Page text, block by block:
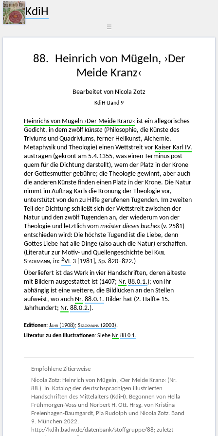
KdiH
☰
88. Heinrich von Mügeln, ›Der
Meide Kranz‹
Bearbeitet von Nicola Zotz
KdiH-Band 9
Heinrichs von Mügeln ›Der Meide Kranz‹ ist ein allegorisches
Gedicht, in dem zwölfkünste (Philosophie, die Künste des
Triviums und Quadriviums, ferner Heilkunst, Alchemie,
Metaphysik und Theologie) einen Wettstreit vorKaiser Karl IV.
austragen (gekrönt am 5.4.1355, was einen Terminus post
quem für die Dichtung darstellt), wem der Platz in der Krone
der Gottesmutter gebühre; die Theologie gewinnt, aber auch
die anderen Künste finden einen Platz in der Krone. Die Natur
nimmt im Auftrag Karls die Krönung der Theologie vor,
unterstützt von den zu Hilfe gerufenen Tugenden. Im zweiten
Teil der Dichtung schließt sich der Wettstreit zwischen der
Natur und den zwölf Tugenden an, der wiederum von der
Theologie und letztlich vommeister dieses buches (v. 2581)
entschieden wird: Die höchste Tugend ist die Liebe, denn
Gottes Liebe hat alle Dinge (also auch die Natur) erschaffen.
(Literatur zur Motiv- und Quellengeschichte beiKarl
Stackmann, in:2VL 3 [1981], Sp. 820–822.)
Überliefert ist das Werk in vier Handschriften, deren älteste
mit Bildern ausgestattet ist (1407; Nr. 88.0.1.); von ihr
abhängig ist eine weitere, die Bildlücken an den Stellen
aufweist, wo auch Nr. 88.0.1. Bilder hat (2. Hälfte 15.
Jahrhundert; Nr. 88.0.2.).
Editionen: Jahr (1908);Stackmann (2003).
Literatur zu den Illustrationen: Siehe Nr. 88.0.1.
Empfohlene Zitierweise
Nicola Zotz: Heinrich von Mügeln, ›Der Meide Kranz‹ (Nr.
88.). In: Katalog der deutschsprachigen illustrierten
Handschriften des Mittelalters (KdiH). Begonnen von Hella
Frühmorgen-Voss und Norbert H. Ott. Hrsg. von Kristina
Freienhagen-Baumgardt, Pia Rudolph und Nicola Zotz. Band
9. München 2022.
http://kdih.badw.de/datenbank/stoffgruppe/88; zuletzt